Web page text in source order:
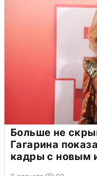
Больше не
Гагарина
кадры с новым